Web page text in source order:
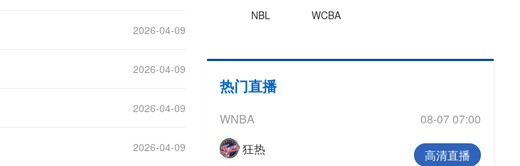
世界杯
2026-04-09
2026-04-09
2026-04-09
2026-04-09
NBL WCBA
热门直播
WNBA
08-07 07:00
狂热
高清直播